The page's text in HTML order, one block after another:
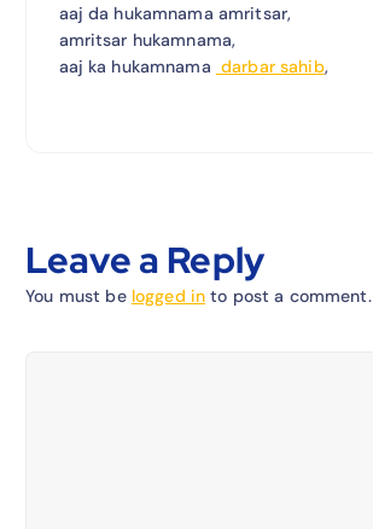
aaj da hukamnama amritsar,
amritsar hukamnama,
aaj ka hukamnama darbar sahib,
Leave a Reply
You must be logged in to post a comment.